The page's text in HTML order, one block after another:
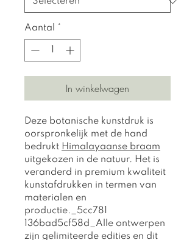
Aantal *
In winkelwagen
Deze botanische kunstdruk is
oorspronkelijk met de hand
bedrukt Himalayaanse braam
uitgekozen in de natuur. Het is
veranderd in premium kwaliteit
kunstafdrukken in termen van
materialen en
productie._5cc781
136bad5cf58d_Alle ontwerpen
zijn gelimiteerde edities en dit